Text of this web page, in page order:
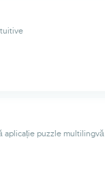
aplicație puzzle multilingvă